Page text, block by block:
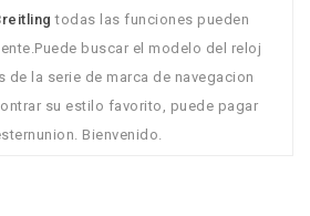
todas las funciones pueden
buscar el modelo del reloj
de la serie de marca de navegacion
su estilo favorito, puede pagar
Bienvenido.